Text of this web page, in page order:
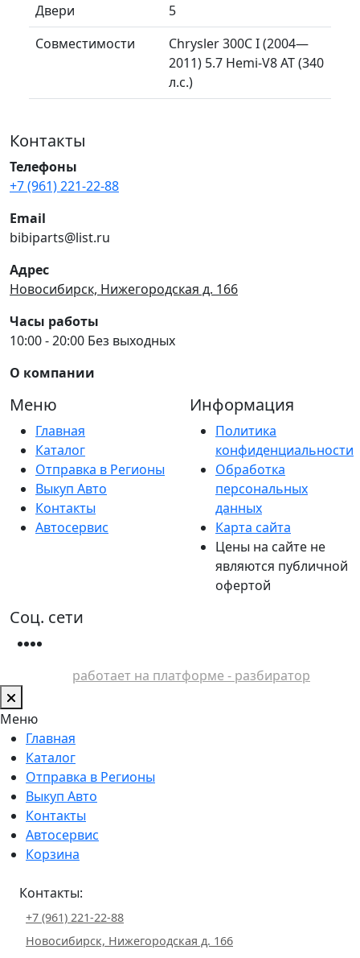
Двери
5
Совместимости
Chrysler 300C I (2004—
2011) 5.7 Hemi-V8 AT (340
л.с.)
Контакты
Телефоны
+7 (961) 221-22-88
Email
bibiparts@list.ru
Адрес
Новосибирск, Нижегородская д. 166
Часы работы
10:00 - 20:00 Без выходных
О компании
Меню
Главная
Каталог
Отправка в Регионы
Выкуп Авто
Контакты
Автосервис
Информация
Политика
конфиденциальности
Обработка
персональных
данных
Карта сайта
Цены на сайте не
являются публичной
офертой
Соц. сети
работает на платформе - разбиратор
Меню
Главная
Каталог
Отправка в Регионы
Выкуп Авто
Контакты
Автосервис
Корзина
Контакты:
+7 (961) 221-22-88
Новосибирск, Нижегородская д. 166